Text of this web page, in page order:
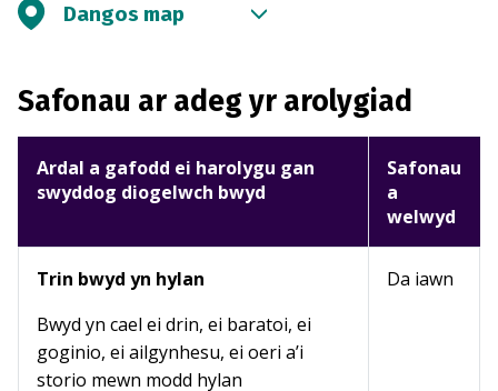
Dangos map
Safonau ar adeg yr arolygiad
Ardal a gafodd ei harolygu gan
swyddog diogelwch bwyd
Safonau
a
welwyd
Trin bwyd yn hylan
Bwyd yn cael ei drin, ei baratoi, ei
goginio, ei ailgynhesu, ei oeri a’i
storio mewn modd hylan
Da iawn